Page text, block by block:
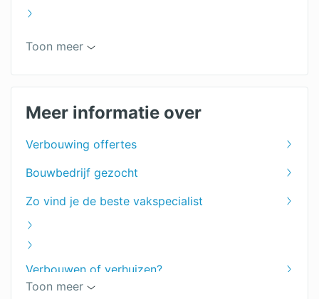
Toon meer
Meer informatie over
Verbouwing offertes
Bouwbedrijf gezocht
Zo vind je de beste vakspecialist
Verbouwen of verhuizen?
Toon meer